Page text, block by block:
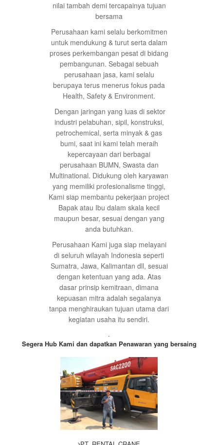
nilai tambah demi tercapainya tujuan
bersama
Perusahaan kami selalu berkomitmen
untuk mendukung & turut serta dalam
proses perkembangan pesat di bidang
pembangunan. Sebagai sebuah
perusahaan jasa, kami selalu
berupaya terus menerus fokus pada
Health, Safety & Environment.
Dengan jaringan yang luas di sektor
industri pelabuhan, sipil, konstruksi,
petrochemical, serta minyak & gas
bumi, saat ini kami telah meraih
kepercayaan dari berbagai
perusahaan BUMN, Swasta dan
Multinational. Didukung oleh karyawan
yang memiliki profesionalisme tinggi,
Kami siap membantu pekerjaan project
Bapak atau Ibu dalam skala kecil
maupun besar, sesuai dengan yang
anda butuhkan.
Perusahaan Kami juga siap melayani
di seluruh wilayah Indonesia seperti
Sumatra, Jawa, Kalimantan dll, sesuai
dengan ketentuan yang ada. Atas
dasar prinsip kemitraan, dimana
kepuasan mitra adalah segalanya
tanpa menghiraukan tujuan utama dari
kegiatan usaha itu sendiri.
.
Segera Hub Kami dan dapatkan Penawaran yang bersaing